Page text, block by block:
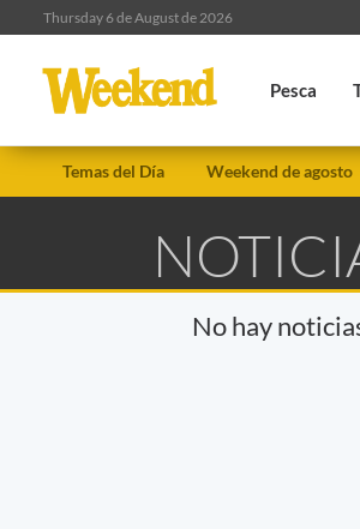
Thursday 6 de August de 2026
Pesca
Temas del Día Weekend de agosto
No hay